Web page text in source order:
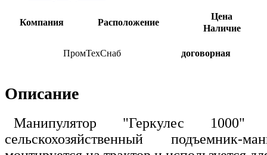
Компания Расположение
Цена
Наличие
ПромТехСнаб договорная
Описание
Манипулятор "Геркулес
сельскохозяйственный подъемник-